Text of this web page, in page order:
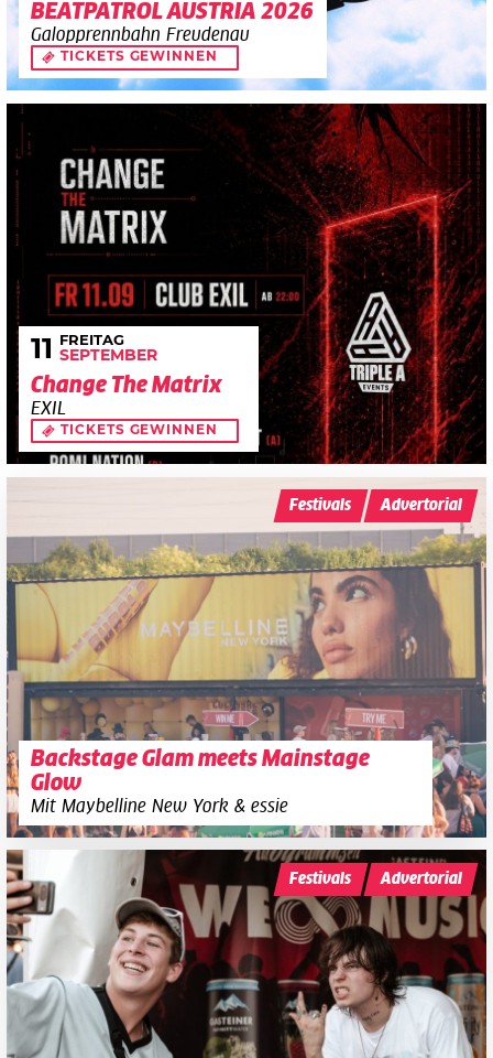
BEATPATROL AUSTRIA 2026
Galopprennbahn Freudenau
TICKETS GEWINNEN
11 FREITAG
SEPTEMBER
Change The Matrix
EXIL
TICKETS GEWINNEN
Backstage Glam meets Mainstage
Glow
Mit Maybelline New York & essie
Festivals Advertorial
Festivals Advertorial